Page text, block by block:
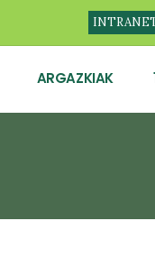
ARGAZKIAK